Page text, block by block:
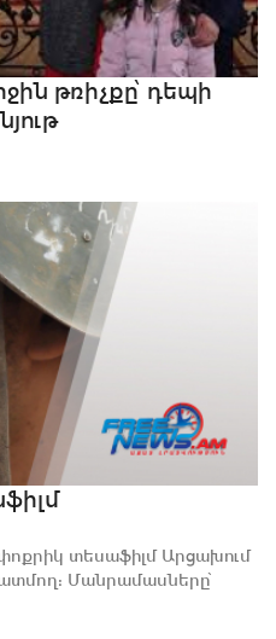
թռիչքը՝ դեպի
տեսաֆիլմ Արցախում
Մանրամասները՝